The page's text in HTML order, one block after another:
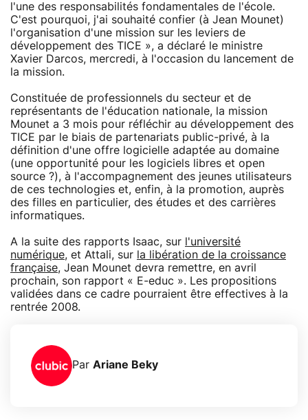
l'une des responsabilités fondamentales de l'école.
C'est pourquoi, j'ai souhaité confier (à Jean Mounet)
l'organisation d'une mission sur les leviers de
développement des TICE », a déclaré le ministre
Xavier Darcos, mercredi, à l'occasion du lancement de
la mission.
Constituée de professionnels du secteur et de
représentants de l'éducation nationale, la mission
Mounet a 3 mois pour réfléchir au développement des
TICE par le biais de partenariats public-privé, à la
définition d'une offre logicielle adaptée au domaine
(une opportunité pour les logiciels libres et open
source ?), à l'accompagnement des jeunes utilisateurs
de ces technologies et, enfin, à la promotion, auprès
des filles en particulier, des études et des carrières
informatiques.
A la suite des rapports Isaac, sur
l'université
numérique, et Attali, sur la libération de la croissance
française, Jean Mounet devra remettre, en avril
prochain, son rapport « E-educ ». Les propositions
validées dans ce cadre pourraient être effectives à la
rentrée 2008.
Par Ariane Beky